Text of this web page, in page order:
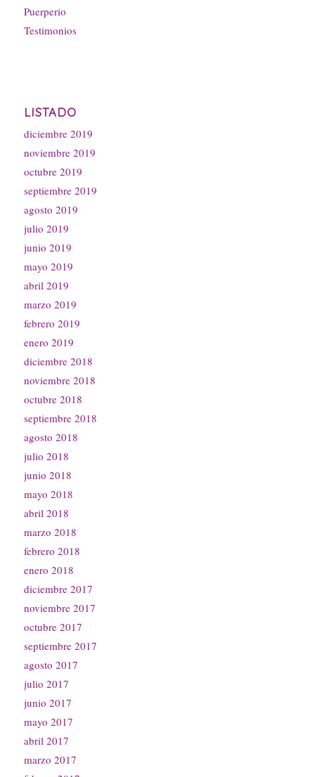
Puerperio
Testimonios
LISTADO
diciembre 2019
noviembre 2019
octubre 2019
septiembre 2019
agosto 2019
julio 2019
junio 2019
mayo 2019
abril 2019
marzo 2019
febrero 2019
enero 2019
diciembre 2018
noviembre 2018
octubre 2018
septiembre 2018
agosto 2018
julio 2018
junio 2018
mayo 2018
abril 2018
marzo 2018
febrero 2018
enero 2018
diciembre 2017
noviembre 2017
octubre 2017
septiembre 2017
agosto 2017
julio 2017
junio 2017
mayo 2017
abril 2017
marzo 2017